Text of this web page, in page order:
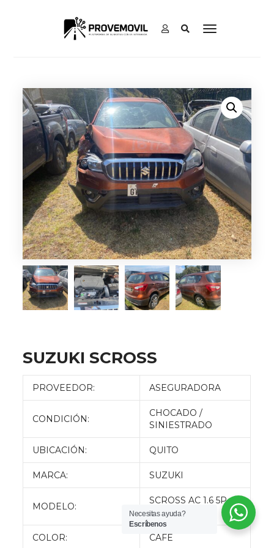
SUZUKI SCROSS
PROVEEDOR: ASEGURADORA
CONDICIÓN:
CHOCADO /
SINIESTRADO
UBICACIÓN: QUITO
MARCA: SUZUKI
MODELO:
SCROSS AC 1.6 5P
4X2 TM
COLOR: CAFE
Necesitas ayuda?
Escríbenos